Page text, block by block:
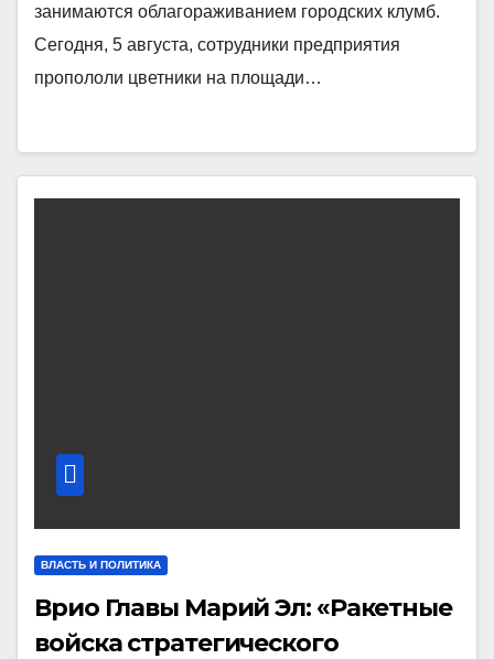
занимаются облагораживанием городских клумб.
Сегодня, 5 августа, сотрудники предприятия
пропололи цветники на площади…
ВЛАСТЬ И ПОЛИТИКА
Врио Главы Марий Эл: «Ракетные
войска стратегического